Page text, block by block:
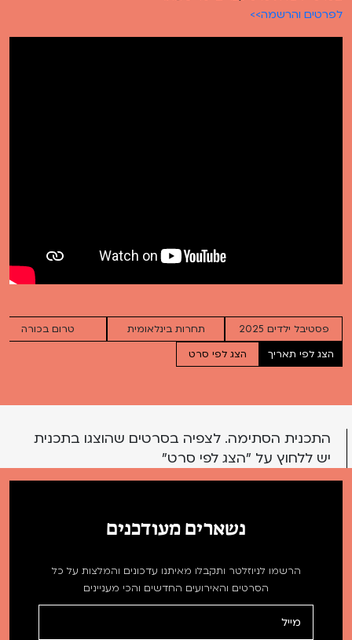
לפרטים והרשמה>>
פסטיבל ילדים 2025 תחרות בינלאומית
טרום בכורה
הצג לפי תאריך
הצג לפי סרט
התכנית הסתימה. לצפיה בסרטים שהוצגו בתכנית
יש ללחוץ על "הצג לפי סרט"
נשארים מעודכנים
הרשמו לניוזלטר ותקבלו מאיתנו עדכונים והמלצות על כל
הסרטים והאירועים החדשים והכי מעניינים